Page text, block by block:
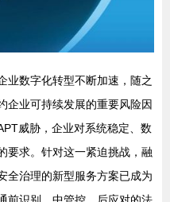
业数字化转型不断加速，随之
企业可持续发展的重要风险因
威胁，企业对系统稳定、数
要求。针对这一紧迫挑战，融
全治理的新型服务方案已成为
前识别、中管控、后应对的法